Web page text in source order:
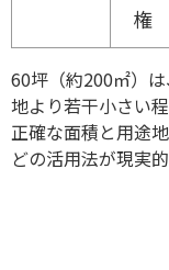
権
60坪（約200㎡）
地より若干小さい
正確な面積と用途
どの活用法が現実